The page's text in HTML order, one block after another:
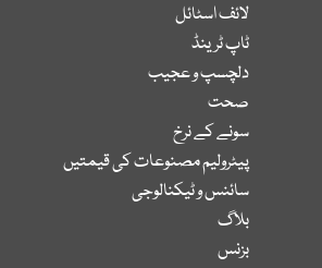
لائف اسٹائل
ٹاپ ٹرینڈ
دلچسپ و عجیب
صحت
سونے کے نرخ
پیٹرولیم مصنوعات کی قیمتیں
سائنس و ٹیکنالوجی
بلاگ
بزنس